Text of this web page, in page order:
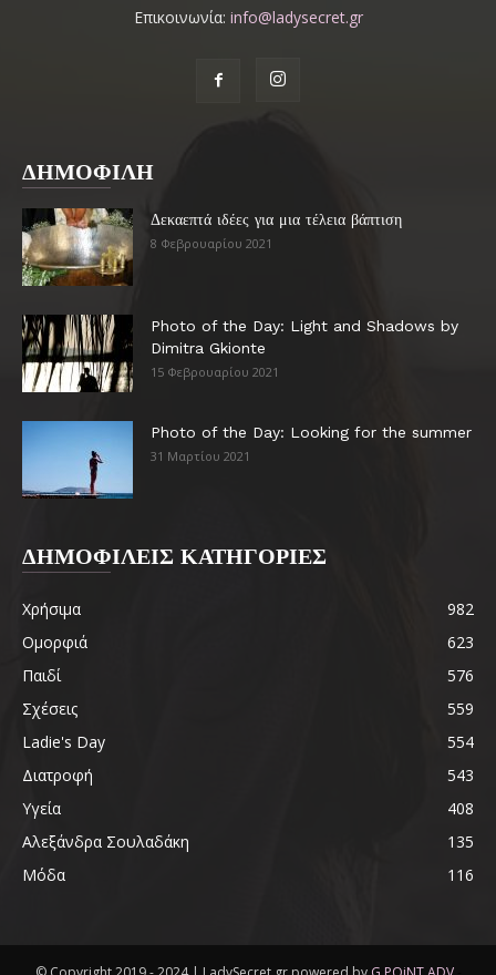
Επικοινωνία: info@ladysecret.gr
ΔΗΜΟΦΙΛΗ
Δεκαεπτά ιδέες για μια τέλεια βάπτιση
8 Φεβρουαρίου 2021
Photo of the Day: Light and Shadows by
Dimitra Gkionte
15 Φεβρουαρίου 2021
Photo of the Day: Looking for the summer
31 Μαρτίου 2021
ΔΗΜΟΦΙΛΕΙΣ ΚΑΤΗΓΟΡΙΕΣ
Χρήσιμα
982
Ομορφιά
623
Παιδί
576
Σχέσεις
559
Ladie's Day
554
Διατροφή
543
Υγεία
408
Αλεξάνδρα Σουλαδάκη
135
Μόδα
116